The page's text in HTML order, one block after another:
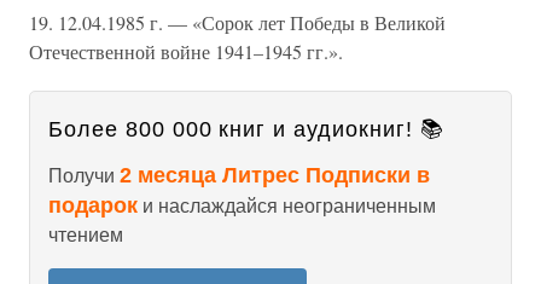
19. 12.04.1985 г. — «Сорок лет Победы в Великой
Отечественной войне 1941–1945 гг.».
Более 800 000 книг и аудиокниг! 📚
Получи 2 месяца Литрес Подписки в
подарок и наслаждайся неограниченным
чтением